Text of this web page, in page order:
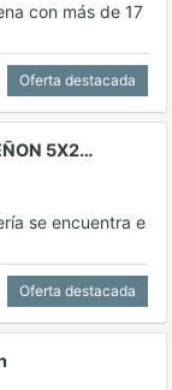
con más de 17
Oferta destacada
5X2…
se encuentra e
Oferta destacada